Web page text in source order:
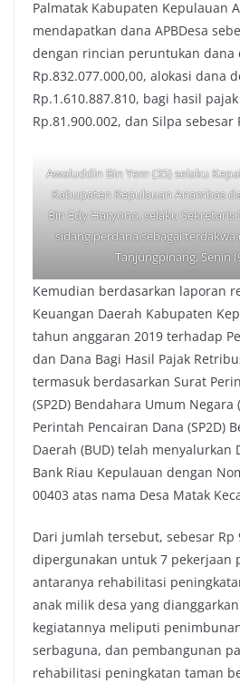
Palmatak Kabupaten Kepulauan
mendapatkan dana APBDesa
dengan rincian peruntukan dana
Rp.832.077.000,00, alokasi dana
Rp.1.610.887.810, bagi hasil
Rp.81.900.002, dan Silpa sebesar
Awaluddin Bin Yem (35) selaku
Kabupaten Kepulauan Anambas
Bin Edy Haryono, selaku Sekretaris
sidang perdana sebagai
Tanjungpinang, Senin
Kemudian berdasarkan laporan
Keuangan Daerah Kabupaten
tahun anggaran 2019 terhadap
dan Dana Bagi Hasil Pajak
termasuk berdasarkan Surat
(SP2D) Bendahara Umum Negara
Perintah Pencairan Dana (SP2D)
Daerah (BUD) telah menyalurkan
Bank Riau Kepulauan dengan
00403 atas nama Desa Matak
Dari jumlah tersebut, sebesar Rp
dipergunakan untuk 7 pekerjaan
antaranya rehabilitasi
anak milik desa yang
kegiatannya meliputi
serbaguna, dan pembangunan
rehabilitasi peningkatan taman